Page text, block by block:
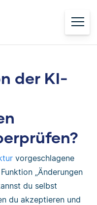
der KI-
vorgeschlagene
„Änderungen
du selbst
du akzeptieren und